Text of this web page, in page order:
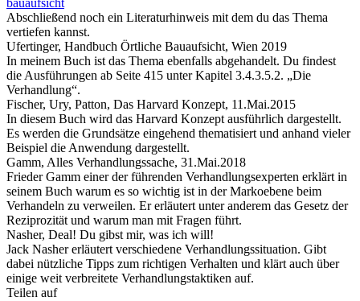
bauaufsicht
Abschließend noch ein Literaturhinweis mit dem du das Thema
vertiefen kannst.
Ufertinger, Handbuch Örtliche Bauaufsicht, Wien 2019
In meinem Buch ist das Thema ebenfalls abgehandelt. Du findest
die Ausführungen ab Seite 415 unter Kapitel 3.4.3.5.2. „Die
Verhandlung“.
Fischer, Ury, Patton, Das Harvard Konzept, 11.Mai.2015
In diesem Buch wird das Harvard Konzept ausführlich dargestellt.
Es werden die Grundsätze eingehend thematisiert und anhand vieler
Beispiel die Anwendung dargestellt.
Gamm, Alles Verhandlungssache, 31.Mai.2018
Frieder Gamm einer der führenden Verhandlungsexperten erklärt in
seinem Buch warum es so wichtig ist in der Markoebene beim
Verhandeln zu verweilen. Er erläutert unter anderem das Gesetz der
Reziprozität und warum man mit Fragen führt.
Nasher, Deal! Du gibst mir, was ich will!
Jack Nasher erläutert verschiedene Verhandlungssituation. Gibt
dabei nützliche Tipps zum richtigen Verhalten und klärt auch über
einige weit verbreitete Verhandlungstaktiken auf.
Teilen auf